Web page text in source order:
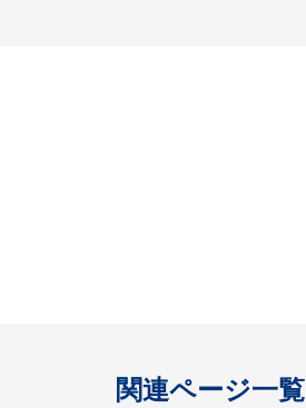
関連ページ一覧
開く